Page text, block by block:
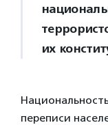
их
переписи